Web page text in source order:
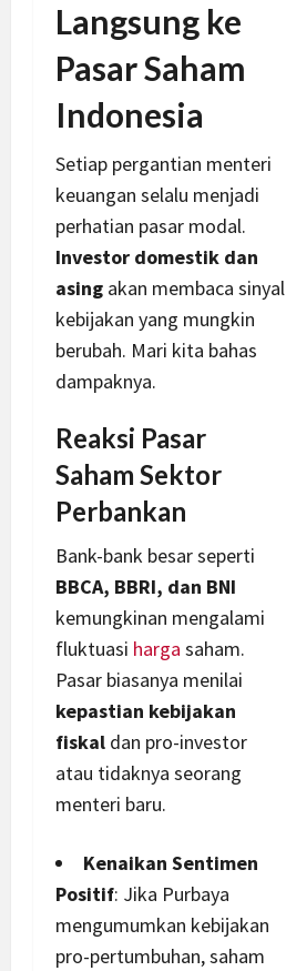
Langsung ke
Pasar Saham
Indonesia
Setiap pergantian menteri
keuangan selalu menjadi
perhatian pasar modal.
Investor domestik dan
asing akan membaca sinyal
kebijakan yang mungkin
berubah. Mari kita bahas
dampaknya.
Reaksi Pasar
Saham Sektor
Perbankan
Bank-bank besar seperti
BBCA, BBRI, dan BNI
kemungkinan mengalami
fluktuasi harga saham.
Pasar biasanya menilai
kepastian kebijakan
fiskal dan pro-investor
atau tidaknya seorang
menteri baru.
Kenaikan Sentimen
Positif: Jika Purbaya
mengumumkan kebijakan
pro-pertumbuhan,saham